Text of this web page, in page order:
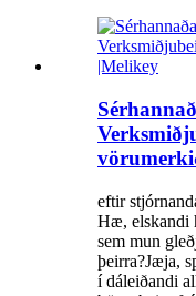
eftir
Hæ, elskandi
sem mun
þeirra?Jæja,
í dáleiðandi